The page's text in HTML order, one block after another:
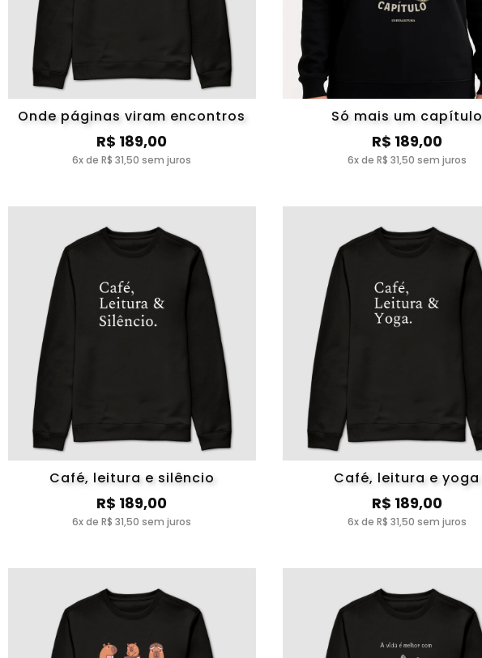
Onde páginas viram encontros
R$ 189,00
6x de R$ 31,50 sem juros
Só mais um capítulo
R$ 189,00
6x de R$ 31,50 sem juros
Café, leitura e silêncio
R$ 189,00
6x de R$ 31,50 sem juros
Café, leitura e yoga
R$ 189,00
6x de R$ 31,50 sem juros